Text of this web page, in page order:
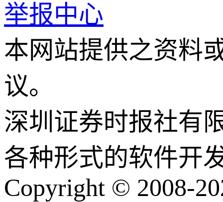
举报中心
本网站提供之资料
议。
深圳证券时报社有
各种形式的软件开
Copyright © 2008-